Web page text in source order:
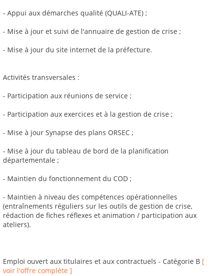
- Appui aux démarches qualité (QUALI-ATE) ;
- Mise à jour et suivi de l'annuaire de gestion de crise ;
- Mise à jour du site internet de la préfecture.
Activités transversales :
- Participation aux réunions de service ;
- Participation aux exercices et à la gestion de crise ;
- Mise à jour Synapse des plans ORSEC ;
- Mise à jour du tableau de bord de la planification
départementale ;
- Maintien du fonctionnement du COD ;
- Maintien à niveau des compétences opérationnelles
(entraînements réguliers sur les outils de gestion de crise,
rédaction de fiches réflexes et animation / participation aux
ateliers).
Emploi ouvert aux titulaires et aux contractuels - Catégorie B [
voir l'offre complète ]